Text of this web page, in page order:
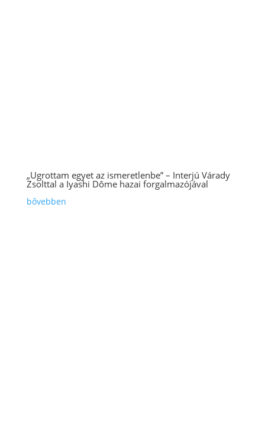
„Ugrottam egyet az ismeretlenbe” – Interjú Várady
Zsolttal a Iyashi Dôme hazai forgalmazójával
bővebben